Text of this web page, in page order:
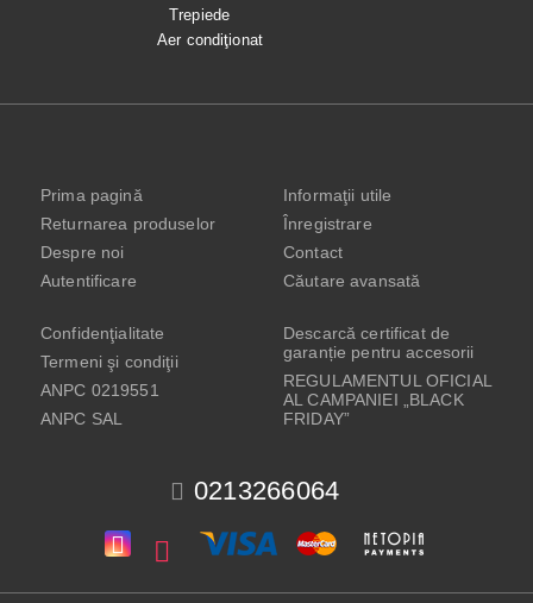
Trepiede
Aer condiţionat
0213266064
Prima pagină
Returnarea produselor
Despre noi
Autentificare
Informaţii utile
Înregistrare
Contact
Căutare avansată
Confidenţialitate
Termeni şi condiţii
ANPC 0219551
ANPC SAL
Descarcă certificat de
garanție pentru accesorii
REGULAMENTUL OFICIAL
AL CAMPANIEI „BLACK
FRIDAY”